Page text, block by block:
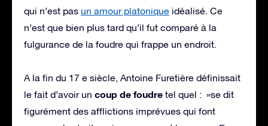
qui n’est pas un amour platonique idéalisé. Ce
n’est que bien plus tard qu’il fut comparé à la
fulgurance de la foudre qui frappe un endroit.
A la fin du 17 e siècle, Antoine Furetière définissait
le fait d’avoir un coup de foudre tel quel : »se dit
figurément des afflictions imprévues qui font